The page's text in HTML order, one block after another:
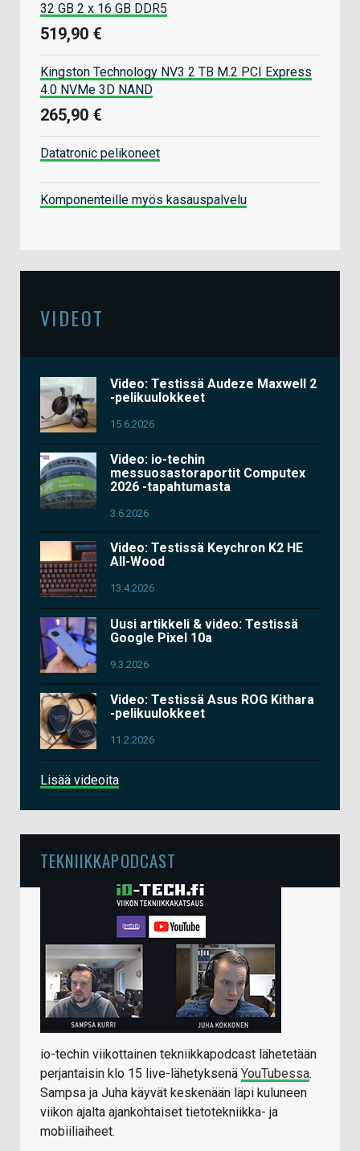
32 GB 2 x 16 GB DDR5
519,90 €
Kingston Technology NV3 2 TB M.2 PCI Express
4.0 NVMe 3D NAND
265,90 €
Datatronic pelikoneet
Komponenteille myös kasauspalvelu
VIDEOT
Video: Testissä Audeze Maxwell 2
-pelikuulokkeet
15.6.2026
Video: io-techin
messuosastoraportit Computex
2026 -tapahtumasta
3.6.2026
Video: Testissä Keychron K2 HE
All-Wood
13.4.2026
Uusi artikkeli & video: Testissä
Google Pixel 10a
9.3.2026
Video: Testissä Asus ROG Kithara
-pelikuulokkeet
11.2.2026
Lisää videoita
TEKNIIKKAPODCAST
io-techin viikottainen tekniikkapodcast lähetetään
perjantaisin klo 15 live-lähetyksenä YouTubessa.
Sampsa ja Juha käyvät keskenään läpi kuluneen
viikon ajalta ajankohtaiset tietotekniikka- ja
mobiiliaiheet.